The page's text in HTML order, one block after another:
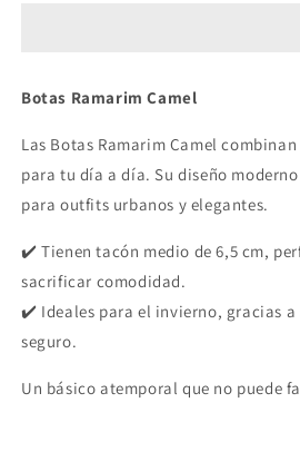
Botas Ramarim Camel
Las Botas Ramarim Camel
para tu día a día. Su diseño
para outfits urbanos y elegantes.
✔️ Tienen tacón medio de 6,5 cm,
sacrificar comodidad.
✔️ Ideales para el invierno, gracias a
seguro.
Un básico atemporal que no puede